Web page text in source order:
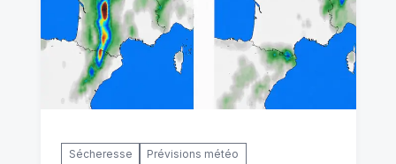
Sécheresse Prévisions météo